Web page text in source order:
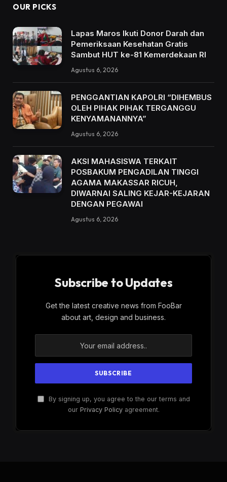
OUR PICKS
Lapas Maros Ikuti Donor Darah dan
Pemeriksaan Kesehatan Gratis
Sambut HUT ke-81 Kemerdekaan RI
Agustus 6, 2026
PENGGANTIAN KAPOLRI “DIHEMBUS
OLEH PIHAK PIHAK TERGANGGU
KENYAMANANNYA”
Agustus 6, 2026
AKSI MAHASISWA TERKAIT
POSBAKUM PENGADILAN TINGGI
AGAMA MAKASSAR RICUH,
DIWARNAI SALING KEJAR-KEJARAN
DENGAN PEGAWAI
Agustus 6, 2026
Subscribe to Updates
Get the latest creative news from FooBar
about art, design and business.
By signing up, you agree to the our terms and
our Privacy Policyagreement.